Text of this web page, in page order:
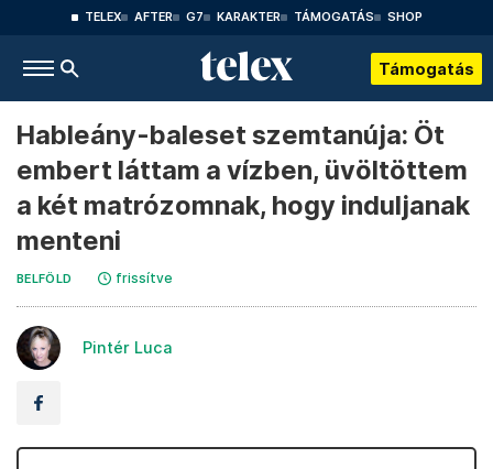
TELEX AFTER G7 KARAKTER TÁMOGATÁS SHOP
Támogatás
Hableány-baleset szemtanúja: Öt
embert láttam a vízben, üvöltöttem
a két matrózomnak, hogy induljanak
menteni
BELFÖLD frissítve
Pintér Luca